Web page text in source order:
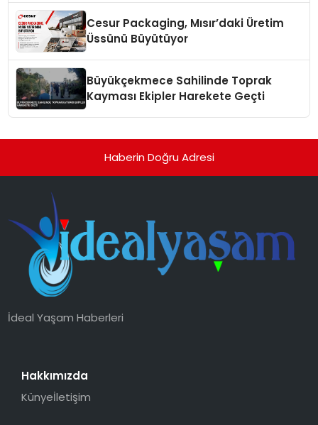
Cesur Packaging, Mısır’daki Üretim
Üssünü Büyütüyor
Büyükçekmece Sahilinde Toprak
Kayması Ekipler Harekete Geçti
Haberin Doğru Adresi
İdeal Yaşam Haberleri
Hakkımızda
Künyeİletişim